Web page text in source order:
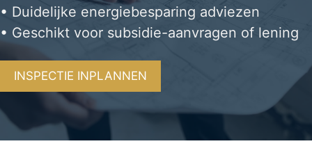
• Duidelijke energiebesparing adviezen
• Geschikt voor subsidie-aanvragen of lening
INSPECTIE INPLANNEN